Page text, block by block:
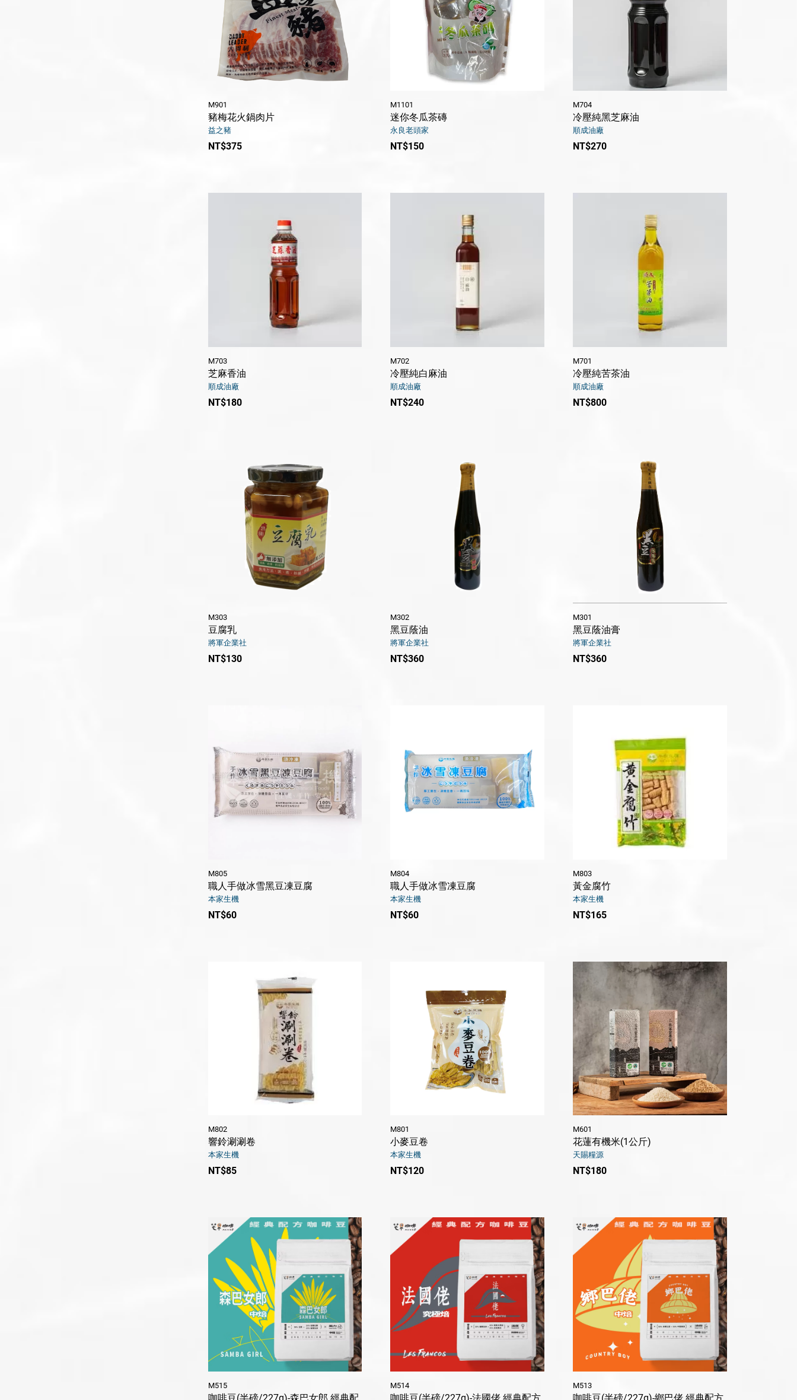
M901
豬梅花火鍋肉片
益之豬
NT$375
M1101
迷你冬瓜茶磚
永良老頭家
NT$150
M704
冷壓純黑芝麻油
順成油廠
NT$270
M703
芝麻香油
順成油廠
NT$180
M702
冷壓純白麻油
順成油廠
NT$240
M701
冷壓純苦茶油
順成油廠
NT$800
M303
豆腐乳
將軍企業社
NT$130
M302
黑豆蔭油
將軍企業社
NT$360
M301
黑豆蔭油膏
將軍企業社
NT$360
M805
職人手做冰雪黑豆凍豆腐
本家生機
NT$60
M804
職人手做冰雪凍豆腐
本家生機
NT$60
M803
黃金腐竹
本家生機
NT$165
M802
響鈴涮涮卷
本家生機
NT$85
M801
小麥豆卷
本家生機
NT$120
M601
花蓮有機米(1公斤)
天賜糧源
NT$180
M515 M514 M513